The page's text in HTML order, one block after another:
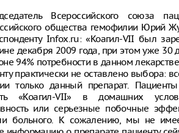
Всероссийского союза
общества гемофилии Юрий
Infox.ru: «Коагил-VII был
декабря 2009 года, при этом уже 30
94% потребности в данном
практически не оставлено выбора:
только данный препарат.
«Коагил-VII» в домашних
или серьезные побочные
больного. К сожалению, мы не